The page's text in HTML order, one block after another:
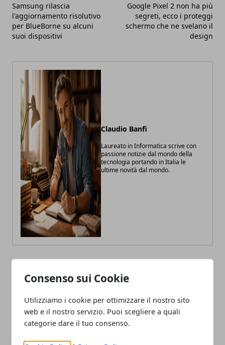
Consenso sui Cookie
Utilizziamo i cookie per ottimizzare il nostro sito
web e il nostro servizio. Puoi scegliere a quali
categorie dare il tuo consenso.
Samsung rilascia
l'aggiornamento risolutivo
per BlueBorne su alcuni
suoi dispositivi
Google Pixel 2 non ha più
segreti, ecco i proteggi
schermo che ne svelano il
design
Claudio Banfi
Laureato in Informatica scrive con
passione notizie dal mondo della
tecnologia portando in Italia le
ultime novità dal mondo.
ARTICOLI CORRELATI